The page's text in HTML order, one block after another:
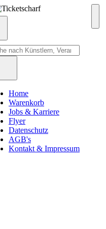
Home
Warenkorb
Jobs & Karriere
Flyer
Datenschutz
AGB's
Kontakt & Impressum